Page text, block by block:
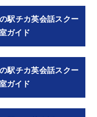
駅チカ英会話スクー
ガイド
駅チカ英会話スクー
ガイド